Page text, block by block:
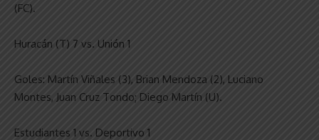
(FC).
Huracán (T) 7 vs. Unión 1
Goles: Martín Viñales (3), Brian Mendoza (2), Luciano
Montes, Juan Cruz Tondo; Diego Martín (U).
Estudiantes 1 vs. Deportivo 1